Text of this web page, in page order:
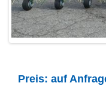
Preis: auf